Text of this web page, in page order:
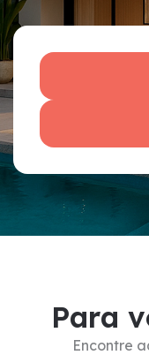
Para v
Encontre